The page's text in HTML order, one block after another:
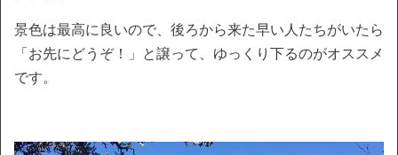
景色は最高に良いので、後ろから来た早い人たちがいたら
「お先にどうぞ！」と譲って、ゆっくり下るのがオススメ
です。